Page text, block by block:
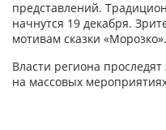
представлений.
начнутся 19 декабря.
мотивам сказки «Морозко».
Власти региона
на массовых